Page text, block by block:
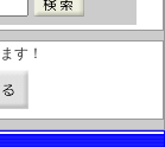
す！